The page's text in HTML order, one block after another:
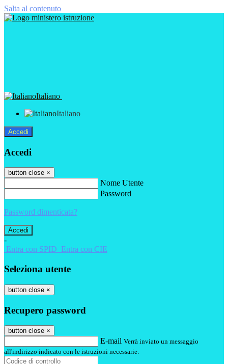
Salta al contenuto
Italiano
Italiano
Accedi
Accedi
button close ×
Nome Utente
Password
Password dimenticata?
-
Entra con SPID Entra con CIE
Seleziona utente
button close ×
Recupero password
button close ×
E-mail Verrà inviato un messaggio
all'indirizzo indicato con le istruzioni necessarie.